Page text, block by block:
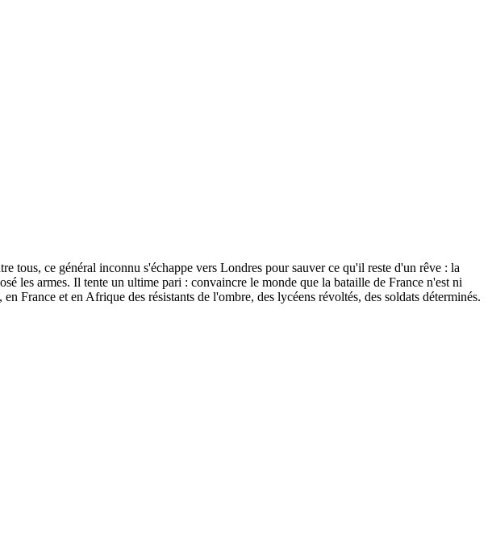
tous, ce général inconnu s'échappe vers Londres pour sauver ce qu'il reste d'un rêve : la
les armes. Il tente un ultime pari : convaincre le monde que la bataille de France n'est ni
France et en Afrique des résistants de l'ombre, des lycéens révoltés, des soldats déterminés.